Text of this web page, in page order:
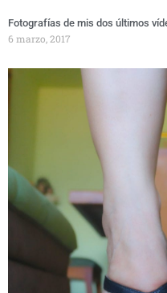
Fotografías de mis dos últimos
6 marzo, 2017